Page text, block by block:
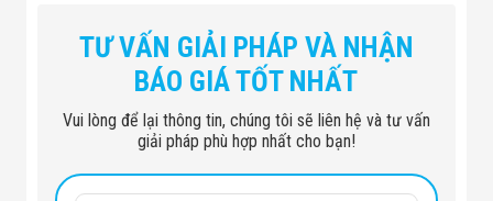
Ngành
Thiết Bị Ngành
Thực Phẩm
Công Nghiệp
TƯ VẤN GIẢI PHÁP VÀ NHẬN
BÁO GIÁ TỐT NHẤT
Vui lòng để lại thông tin, chúng tôi sẽ liên hệ và tư vấn
giải pháp phù hợp nhất cho bạn!